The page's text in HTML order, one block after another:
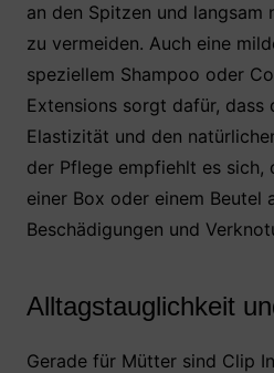
an den Spitzen und langsam
zu vermeiden. Auch eine
speziellem Shampoo oder
Extensions sorgt dafür, dass
Elastizität und den
der Pflege empfiehlt es sich,
einer Box oder einem Beutel
Beschädigungen und
Alltagstauglichkeit
Gerade für Mütter sind Clip